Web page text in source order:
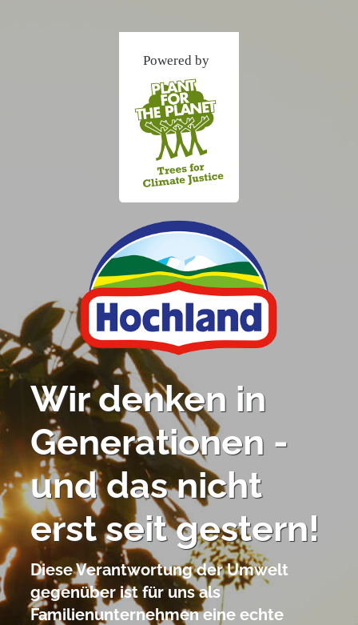
Wir denken in
Generationen -
und das nicht
erst seit gestern!
Diese Verantwortung der Umwelt
gegenüber ist für uns als
Familienunternehmen eine echte